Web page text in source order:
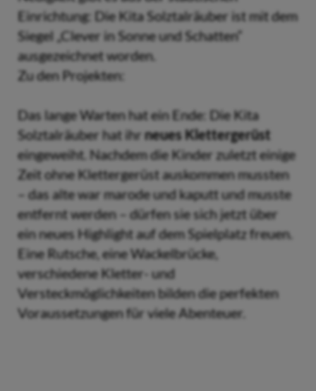
Einrichtung: Die Kita Solztalräuber ist mit dem
Siegel „Clever in Sonne und Schatten“
ausgezeichnet worden.
Zu den Projekten:
Das lange Warten hat ein Ende: Die Kita
Solztalräuber hat ihrneues Klettergerüst
eingeweiht. Nachdem die Kinder zuletzt einige
Zeit ohne Klettergerüst auskommen mussten
– das alte war marode und kaputt und musste
entfernt werden – dürfen sie sich jetzt über
ein neues Highlight auf dem Spielplatz freuen.
Eine Rutsche, eine Wackelbrücke,
verschiedene Kletter- und
Versteckmöglichkeiten bilden die perfekten
Voraussetzungen für viele Abenteuer.